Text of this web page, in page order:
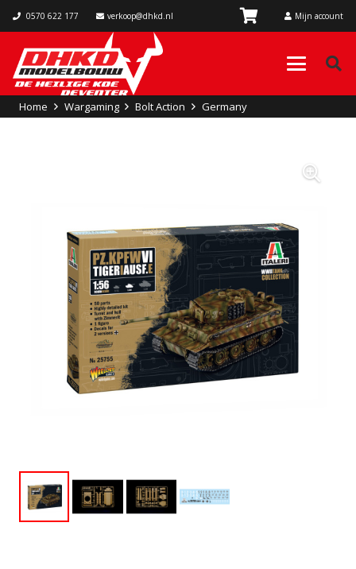
0570 622 177 verkoop@dhkd.nl Mijn account
Home Wargaming Bolt Action Germany